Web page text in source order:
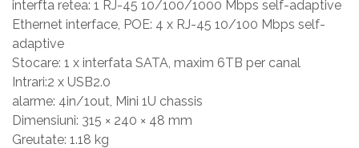
interfta retea: 1 RJ-45 10/100/1000 Mbps self-adaptive
Ethernet interface, POE: 4 x RJ-45 10/100 Mbps self-
adaptive
Stocare: 1 x interfata SATA, maxim 6TB per canal
Intrari:2 x USB2.0
alarme: 4in/1out, Mini 1U chassis
Dimensiuni: 315 × 240 × 48 mm
Greutate: 1.18 kg